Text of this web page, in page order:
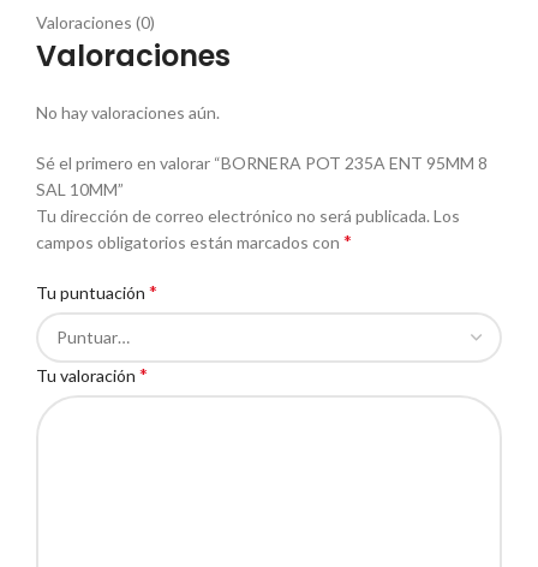
Valoraciones (0)
Valoraciones
No hay valoraciones aún.
Sé el primero en valorar “BORNERA POT 235A ENT 95MM 8
SAL 10MM”
Tu dirección de correo electrónico no será publicada.Los
campos obligatorios están marcados con *
Tu puntuación *
Tu valoración *